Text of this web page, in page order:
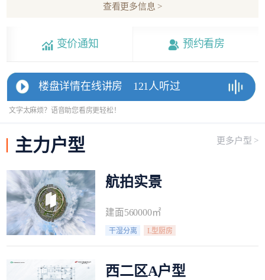
查看更多信息 >
变价通知 预约看房
楼盘详情在线讲房 121人听过
文字太麻烦？语音助您看房更轻松！
主力户型 更多户型 >
航拍实景
建面560000㎡
干湿分离 L型厨房
西二区A户型